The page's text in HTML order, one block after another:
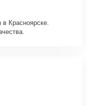
Красноярске.